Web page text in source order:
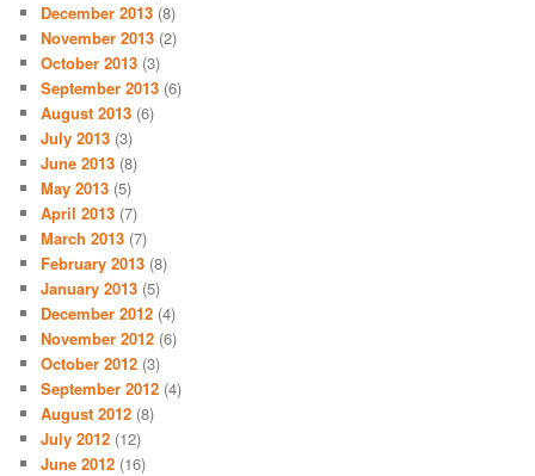
December 2013 (8)
November 2013 (2)
October 2013 (3)
September 2013 (6)
August 2013 (6)
July 2013 (3)
June 2013 (8)
May 2013 (5)
April 2013 (7)
March 2013 (7)
February 2013 (8)
January 2013 (5)
December 2012 (4)
November 2012 (6)
October 2012 (3)
September 2012 (4)
August 2012 (8)
July 2012 (12)
June 2012 (16)